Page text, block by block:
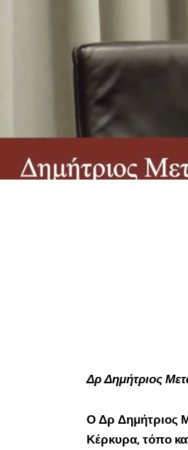
Δρ Δημήτριος
Ο Δρ Δημήτριος
Κέρκυρα, τόπο